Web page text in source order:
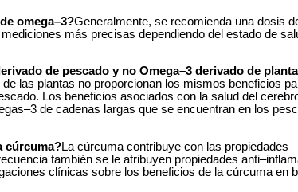
omega–3?Generalmente, se recomienda una dosis
más precisas dependiendo del estado de
de pescado y no Omega–3 derivado de
las plantas no proporcionan los mismos beneficios
Los beneficios asociados con la salud del
de cadenas largas que se encuentran en los
cúrcuma?La cúrcuma contribuye con las propiedades
también se le atribuyen propiedades
clínicas sobre los beneficios de la cúrcuma en